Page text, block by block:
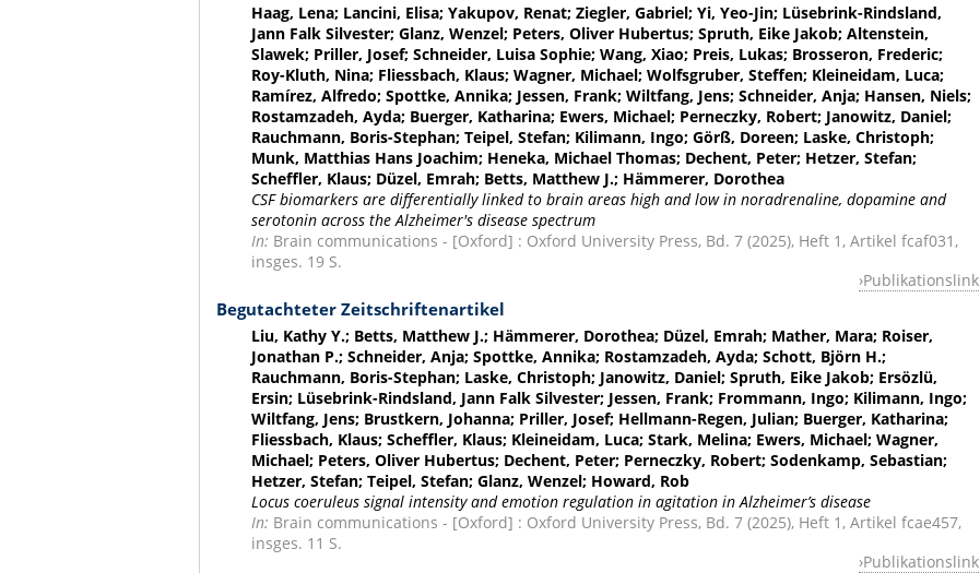
Haag, Lena; Lancini, Elisa; Yakupov, Renat; Ziegler, Gabriel; Yi, Yeo-Jin; Lüsebrink-Rindsland,
Jann Falk Silvester; Glanz, Wenzel; Peters, Oliver Hubertus; Spruth, Eike Jakob; Altenstein,
Slawek; Priller, Josef; Schneider, Luisa Sophie; Wang, Xiao; Preis, Lukas; Brosseron, Frederic;
Roy-Kluth, Nina; Fliessbach, Klaus; Wagner, Michael; Wolfsgruber, Steffen; Kleineidam, Luca;
Ramírez, Alfredo; Spottke, Annika; Jessen, Frank; Wiltfang, Jens; Schneider, Anja; Hansen, Niels;
Rostamzadeh, Ayda; Buerger, Katharina; Ewers, Michael; Perneczky, Robert; Janowitz, Daniel;
Rauchmann, Boris-Stephan; Teipel, Stefan; Kilimann, Ingo; Görß, Doreen; Laske, Christoph;
Munk, Matthias Hans Joachim; Heneka, Michael Thomas; Dechent, Peter; Hetzer, Stefan;
Scheffler, Klaus; Düzel, Emrah; Betts, Matthew J.; Hämmerer, Dorothea
CSF biomarkers are differentially linked to brain areas high and low in noradrenaline, dopamine and
serotonin across the Alzheimer's disease spectrum
In: Brain communications - [Oxford] : Oxford University Press, Bd. 7 (2025), Heft 1, Artikel fcaf031,
insges. 19 S.
Publikationslink
Begutachteter Zeitschriftenartikel
Liu, Kathy Y.; Betts, Matthew J.; Hämmerer, Dorothea; Düzel, Emrah; Mather, Mara; Roiser,
Jonathan P.; Schneider, Anja; Spottke, Annika; Rostamzadeh, Ayda; Schott, Björn H.;
Rauchmann, Boris-Stephan; Laske, Christoph; Janowitz, Daniel; Spruth, Eike Jakob; Ersözlü,
Ersin; Lüsebrink-Rindsland, Jann Falk Silvester; Jessen, Frank; Frommann, Ingo; Kilimann, Ingo;
Wiltfang, Jens; Brustkern, Johanna; Priller, Josef; Hellmann-Regen, Julian; Buerger, Katharina;
Fliessbach, Klaus; Scheffler, Klaus; Kleineidam, Luca; Stark, Melina; Ewers, Michael; Wagner,
Michael; Peters, Oliver Hubertus; Dechent, Peter; Perneczky, Robert; Sodenkamp, Sebastian;
Hetzer, Stefan; Teipel, Stefan; Glanz, Wenzel; Howard, Rob
Locus coeruleus signal intensity and emotion regulation in agitation in Alzheimer’s disease
In: Brain communications - [Oxford] : Oxford University Press, Bd. 7 (2025), Heft 1, Artikel fcae457,
insges. 11 S.
Publikationslink